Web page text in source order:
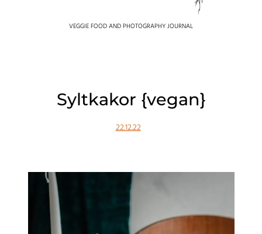
VEGGIE FOOD AND PHOTOGRAPHY JOURNAL
Syltkakor {vegan}
22.12.22